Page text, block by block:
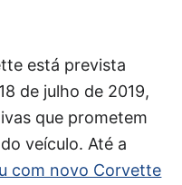
está prevista
de julho de 2019,
que prometem
veículo. Até a
com novo Corvette